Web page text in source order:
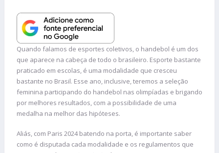
Quando falamos de esportes coletivos, o handebol é um dos
que aparece na cabeça de todo o brasileiro. Esporte bastante
praticado em escolas, é uma modalidade que cresceu
bastante no Brasil. Esse ano, inclusive, teremos a seleção
feminina participando do handebol nas olimpíadas e brigando
por melhores resultados, com a possibilidade de uma
medalha na melhor das hipóteses.
Aliás, com Paris 2024 batendo na porta, é importante saber
como é disputada cada modalidade e os regulamentos que